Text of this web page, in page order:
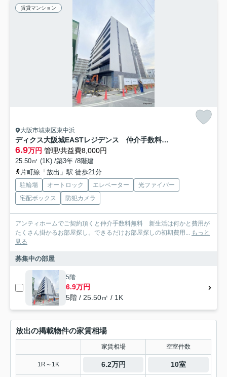
賃貸マンション
大阪市城東区東中浜
ディクス大阪城EASTレジデンス 仲介手数料無料
6.9万円 管理/共益費8,000円
25.50㎡ (1K) /築3年 /8階建
片町線「放出」駅 徒歩21分
駐輪場 オートロック エレベーター
光ファイバー
宅配ボックス
防犯カメラ
アンティホームでご契約頂くと仲介手数料無料 新生活は何かと費用が
たくさん掛かるお部屋探し。できるだけお部屋探しの初期費用... もっと
見る
募集中の部屋
5階
6.9万円
5階 / 25.50㎡ / 1K
放出の掲載物件の家賃相場
家賃相場 空室件数
1R～1K 6.2万円 10室